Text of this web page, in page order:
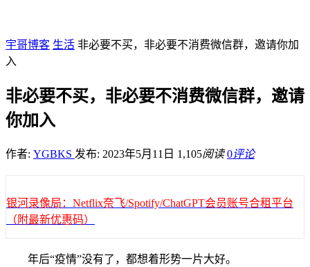
宇哥博客 生活 非必要不买，非必要不消费微信群，邀请你加
入
非必要不买，非必要不消费微信群，邀请
你加入
作者: YGBKS 发布: 2023年5月11日 1,105阅读 0评论
银河录像局：Netflix奈飞/Spotify/ChatGPT会员账号合租平台
（附最新优惠码）
年后“疫情”没有了，都想着形势一片大好。